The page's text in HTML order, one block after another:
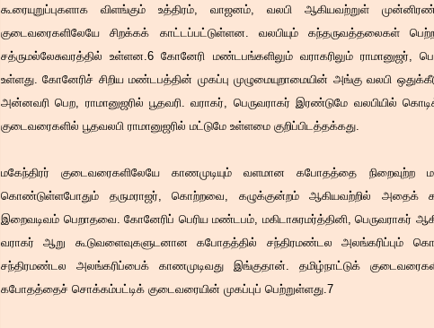
கூரையுறுப்புகளாக விளங்கும் உத்திரம், வாஜனம், வலபி ஆகியவற்றுள்
குடைவரைகளிலேயே சிறக்கக் காட்டப்பட்டுள்ளன. வலபியும் கந்தருவத்தலைகள்
சத்ருமல்லேசுவரத்தில் உள்ளன.6 கோனேரி மண்டபங்களிலும் வராகரிலும் ராமானுஜர்,
உள்ளது. கோனேரிச் சிறிய மண்டபத்தின் முகப்பு முழுமையுறாமையின் அங்கு வலபி
அன்னவரி பெற, ராமானுஜரில் பூதவரி. வராகர், பெருவராகர் இரண்டுமே வலபியில்
குடைவரைகளில் பூதவலபி ராமானுஜரில் மட்டுமே உள்ளமை குறிப்பிடத்தக்கது.
மகேந்திரர் குடைவரைகளிலேயே காணமுடியும் வளமான கபோதத்தை நிறைவுற்ற
கொண்டுள்ளபோதும் தருமராஜர், கொற்றவை, கழுக்குன்றம் ஆகியவற்றில் அதைக்
இறைவடிவம் பெறாதவை. கோனேரிப் பெரிய மண்டபம், மகிடாசுரமர்த்தினி, பெருவராகர்
வராகர் ஆறு கூடுவளைவுகளுடனான கபோதத்தில் சந்திரமண்டல அலங்கரிப்பும்
சந்திரமண்டல அலங்கரிப்பைக் காணமுடிவது இங்குதான். தமிழ்நாட்டுக்
கபோதத்தைச் சொக்கம்பட்டிக் குடைவரையின் முகப்புப் பெற்றுள்ளது.7